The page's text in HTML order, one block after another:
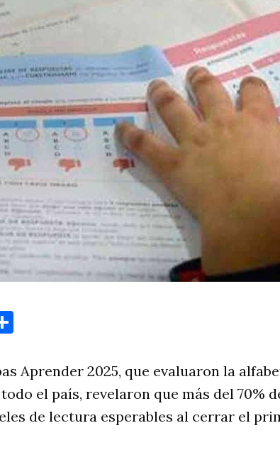
Aprender 2025, que evaluaron la
el país, revelaron que más del 70%
de lectura esperables al cerrar el